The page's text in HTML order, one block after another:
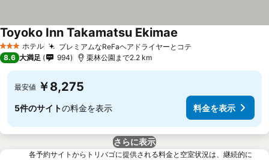
3 ホテルのランク
ホテル プレミアムなReFaヘアドライヤーとコテ
Toyoko Inn Takamatsu Ekimae
8.6 大満足 994 栗林公園まで2.2 km
最安値 ￥8,275
5件のサイトの料金を表示 料金を表示
さらに表示
各予約サイトからトリバゴに提供される料金と空室状況は、継続的に